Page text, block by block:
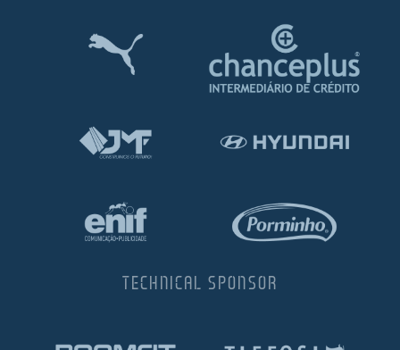
TECHNICAL SPONSOR